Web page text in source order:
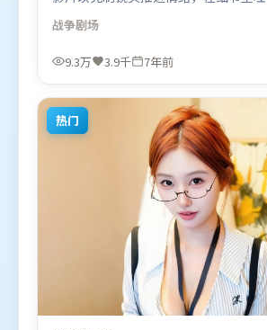
最后一刻才揭开谜底。叙事线索多线并
键节点收束。由克里斯托弗·诺兰执导
迪、梁朝伟、苍井优，迪皮卡·帕度柯
地区首映上线，适合喜欢战争题材的
战争剧场
9.3万 3.9千 7年前
热门